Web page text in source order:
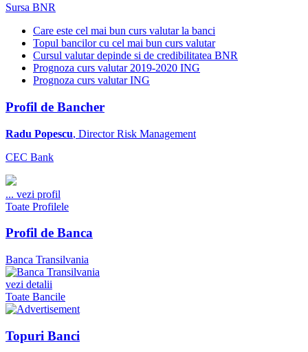
Sursa BNR
Care este cel mai bun curs valutar la banci
Topul bancilor cu cel mai bun curs valutar
Cursul valutar depinde si de credibilitatea BNR
Prognoza curs valutar 2019-2020 ING
Prognoza curs valutar ING
Profil de Bancher
Radu Popescu, Director Risk Management
CEC Bank
... vezi profil
Toate Profilele
Profil de Banca
Banca Transilvania
vezi detalii
Toate Bancile
Topuri Banci